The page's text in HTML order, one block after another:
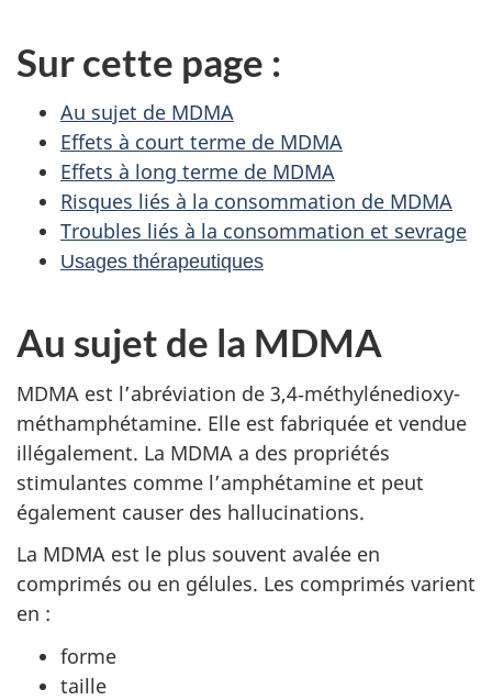
Sur cette page :
Au sujet de MDMA
Effets à court terme de MDMA
Effets à long terme de MDMA
Risques liés à la consommation de MDMA
Troubles liés à la consommation et sevrage
Usages thérapeutiques
Au sujet de la MDMA
MDMA est l’abréviation de 3,4‑méthylénedioxy-
méthamphétamine. Elle est fabriquée et vendue
illégalement. La MDMA a des propriétés
stimulantes comme l’amphétamine et peut
également causer des hallucinations.
La MDMA est le plus souvent avalée en
comprimés ou en gélules. Les comprimés varient
en :
forme
taille